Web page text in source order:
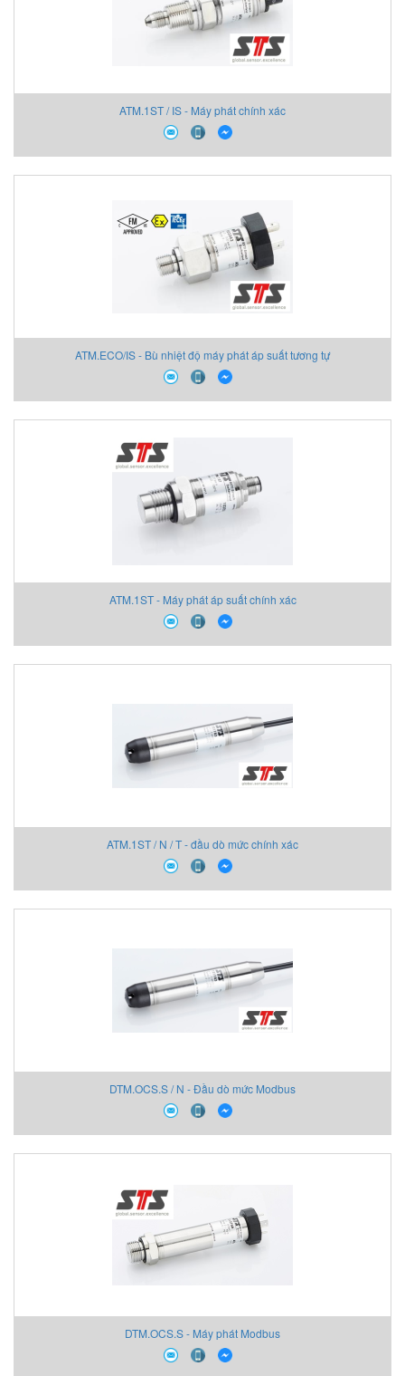
ATM.1ST / IS - Máy phát chính xác
ATM.ECO/IS - Bù nhiệt độ máy phát áp suất tương tự
ATM.1ST - Máy phát áp suất chính xác
ATM.1ST / N / T - đầu dò mức chính xác
DTM.OCS.S / N - Đầu dò mức Modbus
DTM.OCS.S - Máy phát Modbus